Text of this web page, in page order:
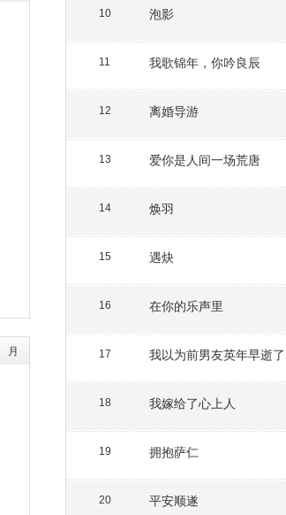
月
10 泡影
11 我歌锦年，你吟良辰
12 离婚导游
13 爱你是人间一场荒唐
14 焕羽
15 遇炔
16 在你的乐声里
17 我以为前男友英年早逝了
18 我嫁给了心上人
19 拥抱萨仁
20 平安顺遂